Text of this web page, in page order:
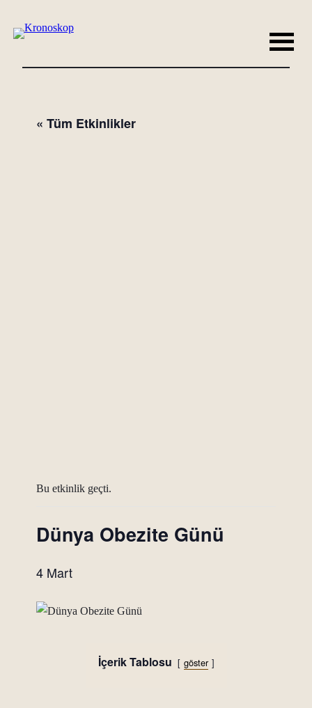
« Tüm Etkinlikler
Bu etkinlik geçti.
Dünya Obezite Günü
4 Mart
İçerik Tablosu göster